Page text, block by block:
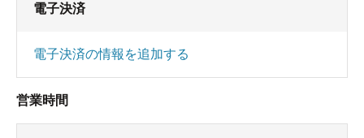
電子決済
電子決済の情報を追加する
営業時間